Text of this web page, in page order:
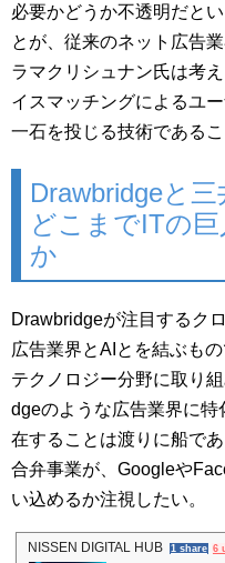
必要かどうか不透明だと
とが、従来のネット広告
ラマクリシュナン氏は考
イスマッチングによるユ
一石を投じる技術である
Drawbridgeと
どこまでITの
か
Drawbridgeが注目するク
広告業界とAIとを結ぶも
テクノロジー分野に取り
dgeのような広告業界に
在することは渡りに船で
合弁事業が、Googleや
い込めるか注視したい。
NISSEN DIGITAL HUB 1 share 6